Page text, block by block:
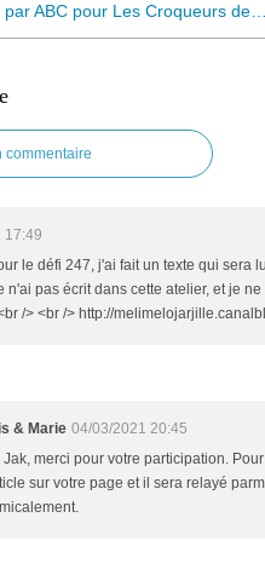
commentaire
17:49
le défi 247, j'ai fait un texte qui sera
n'ai pas écrit dans cette atelier, et je
/> <br /> http://
& Marie 04/03/2021 20:45
Jak, merci pour votre participation.
sur votre page et il sera relayé